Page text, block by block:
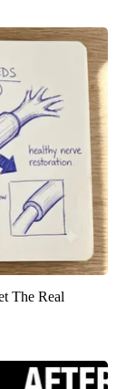
The Real